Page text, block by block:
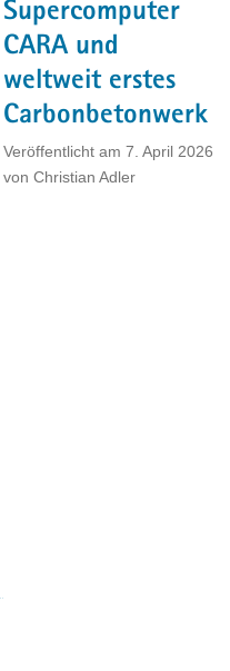
Supercomputer
CARA und
weltweit erstes
Carbonbetonwerk
Veröffentlicht am 7. April 2026
von Christian Adler